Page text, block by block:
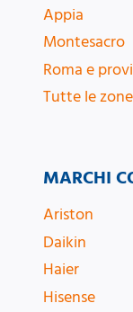
Appia
Montesacro
Roma e
Tutte le zone
MARCHI
Ariston
Daikin
Haier
Hisense